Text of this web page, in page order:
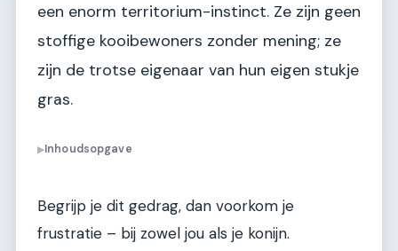
een enorm territorium-instinct. Ze zijn geen
stoffige kooibewoners zonder mening; ze
zijn de trotse eigenaar van hun eigen stukje
gras.
▶Inhoudsopgave
Begrijp je dit gedrag, dan voorkom je
frustratie – bij zowel jou als je konijn.